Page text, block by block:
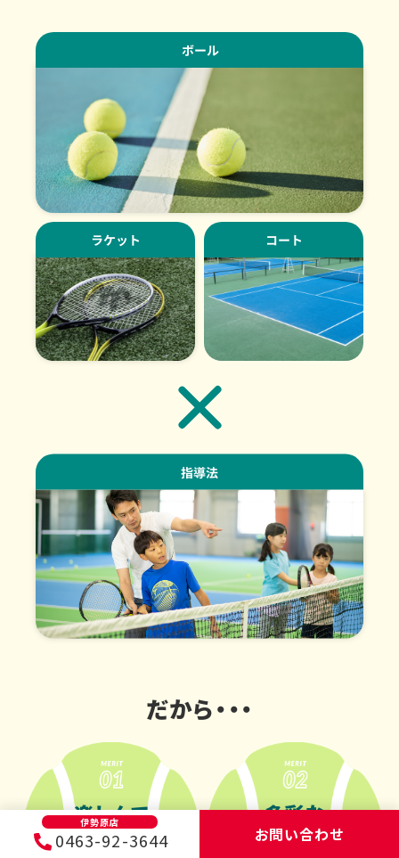
だから・・・
楽しんで
続けることが
多彩な
テクニックがメニュー
伊勢原店
0463-92-3644 お問い合わせ